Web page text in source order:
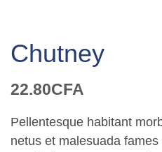
Chutney
22.80CFA
Pellentesque habitant
netus et malesuada